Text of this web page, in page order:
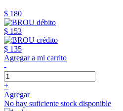
$ 180
$ 153
$ 135
Agregar a mi carrito
-
+
Agregar
No hay suficiente stock disponible